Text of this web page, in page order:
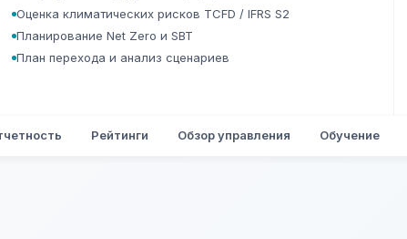
Оценка климатических рисков TCFD / IFRS S2
Планирование Net Zero и SBT
План перехода и анализ сценариев
Рейтинги Обзор управления Обучение